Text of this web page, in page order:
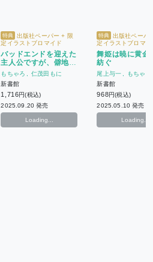
特典 出版社ペーパー + 限
定イラストブロマイド
バッドエンドを迎えた
主人公ですが、僻地暮
らしも悪くありません
(上)
もちゃろ
仁茂田もに
新書館
1,716円(税込)
2025.09.20 発売
Loading...
特典 出版社ペーパ
定イラストブロマイ
舞姫は暁に黄金
紡ぐ
尾上与一
もちゃろ
新書館
968円(税込)
2025.05.10 発売
Loading...